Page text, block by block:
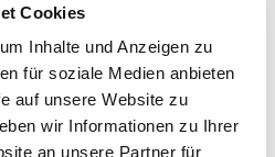
Cookies
Inhalte und Anzeigen zu
für soziale Medien anbieten
auf unsere Website zu
wir Informationen zu Ihrer
an unsere Partner für